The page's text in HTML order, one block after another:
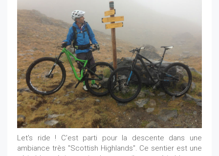
Let's ride ! C'est parti pour la descente dans une
ambiance très "Scottish Highlands". Ce sentier est une